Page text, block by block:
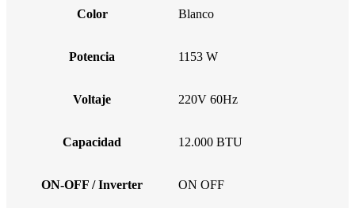
Color Blanco
Potencia 1153 W
Voltaje 220V 60Hz
Capacidad 12.000 BTU
ON-OFF / Inverter ON OFF